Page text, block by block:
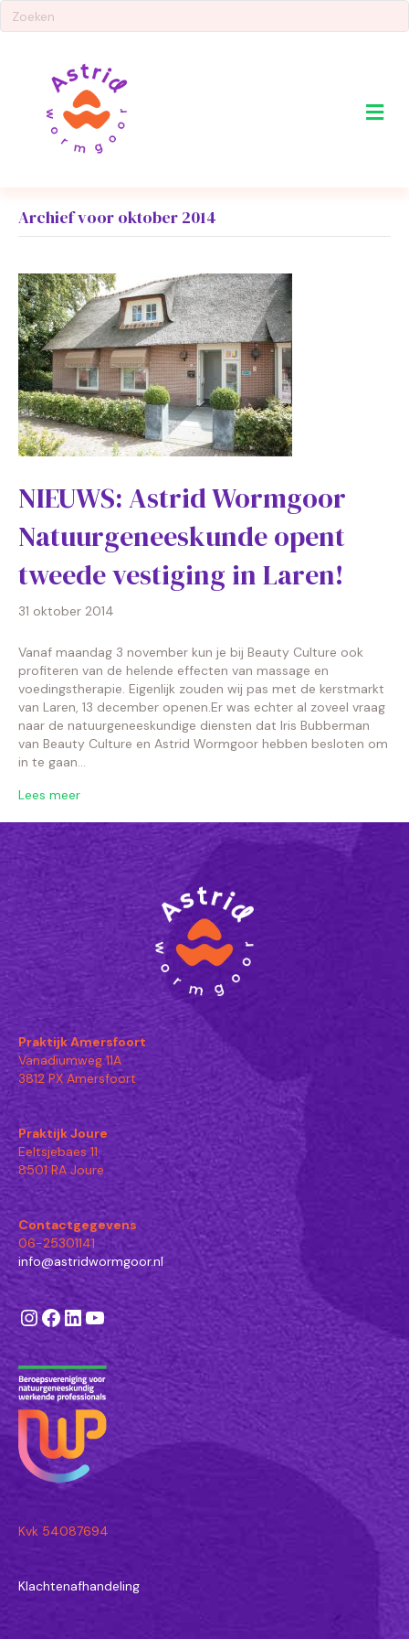
Archief voor oktober 2014
NIEUWS: Astrid Wormgoor
Natuurgeneeskunde opent
tweede vestiging in Laren!
31 oktober 2014
Vanaf maandag 3 november kun je bij Beauty Culture ook
profiteren van de helende effecten van massage en
voedingstherapie. Eigenlijk zouden wij pas met de kerstmarkt
van Laren, 13 december openen.Er was echter al zoveel vraag
naar de natuurgeneeskundige diensten dat Iris Bubberman
van Beauty Culture en Astrid Wormgoor hebben besloten om
in te gaan…
Lees meer
Praktijk Amersfoort
Vanadiumweg 11A
3812 PX Amersfoort
Praktijk Joure
Eeltsjebaes 11
8501 RA Joure
Contactgegevens
06-25301141
info@astridwormgoor.nl
Instagram
Facebook
LinkedIn
YouTube
Kvk 54087694
Klachtenafhandeling